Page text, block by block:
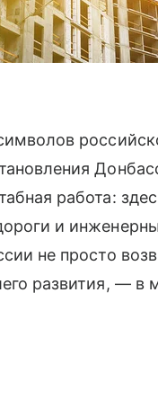
работа:
и
не просто
развития, — в